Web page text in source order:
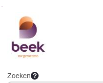
Zoeken